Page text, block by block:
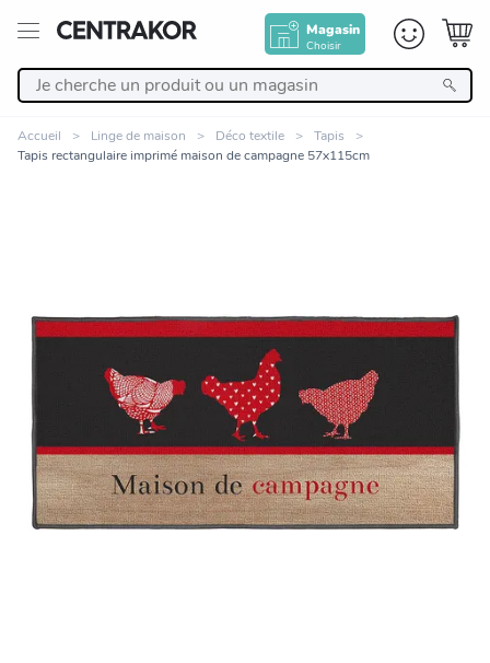
Magasin
Choisir
Cuisine et art de la table
Salle de bain et beauté
Entretien et rangement
Accueil Linge de maison Déco textile
Tapis
Tapis rectangulaire imprimé maison de campagne 57x115cm
Zoomer sur l'image